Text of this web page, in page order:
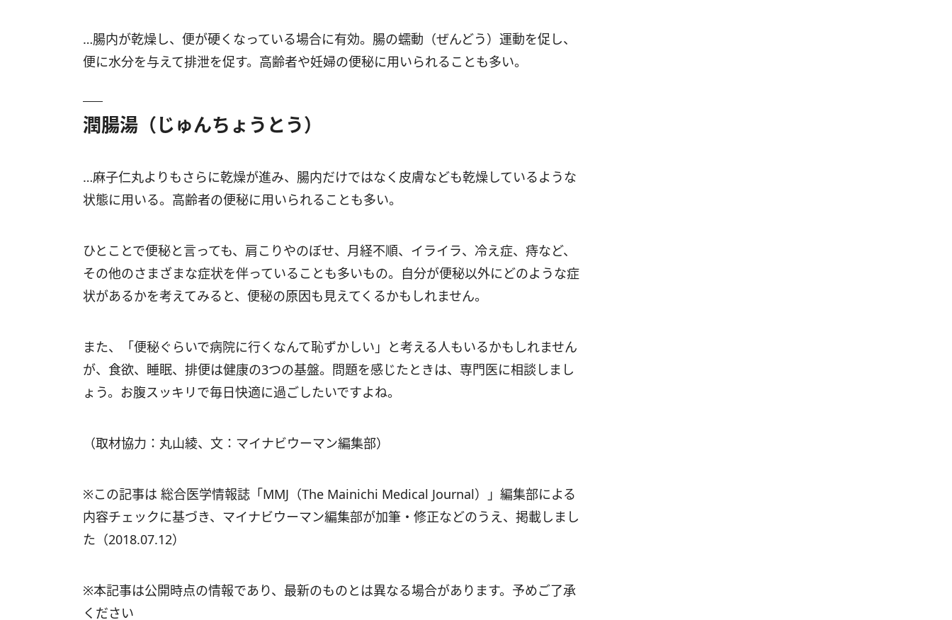
…腸内が乾燥し、便が硬くなっている場合に有効。腸の蠕動（ぜんどう）運動を促し、
便に水分を与えて排泄を促す。高齢者や妊婦の便秘に用いられることも多い。
潤腸湯（じゅんちょうとう）
…麻子仁丸よりもさらに乾燥が進み、腸内だけではなく皮膚なども乾燥しているような
状態に用いる。高齢者の便秘に用いられることも多い。
ひとことで便秘と言っても、肩こりやのぼせ、月経不順、イライラ、冷え症、痔など、
その他のさまざまな症状を伴っていることも多いもの。自分が便秘以外にどのような症
状があるかを考えてみると、便秘の原因も見えてくるかもしれません。
また、「便秘ぐらいで病院に行くなんて恥ずかしい」と考える人もいるかもしれません
が、食欲、睡眠、排便は健康の3つの基盤。問題を感じたときは、専門医に相談しまし
ょう。お腹スッキリで毎日快適に過ごしたいですよね。
（取材協力：丸山綾、文：マイナビウーマン編集部）
※この記事は 総合医学情報誌「MMJ（The Mainichi Medical Journal）」編集部による
内容チェックに基づき、マイナビウーマン編集部が加筆・修正などのうえ、掲載しまし
た（2018.07.12）
※本記事は公開時点の情報であり、最新のものとは異なる場合があります。予めご了承
ください